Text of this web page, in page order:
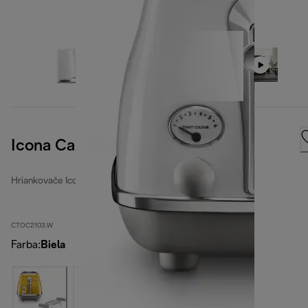
Icona Capitals Sidney White
Hriankovače Icona Capitals
CTOC2103.W
Farba: Biela